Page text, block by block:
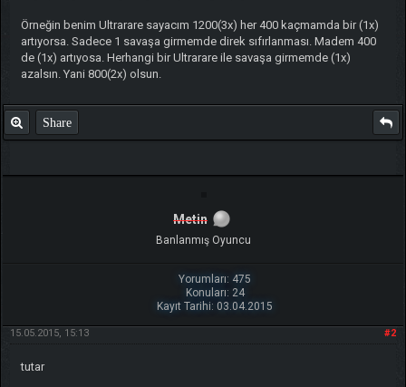
Örneğin benim Ultrarare sayacım 1200(3x) her 400 kaçmamda bir (1x)
artıyorsa. Sadece 1 savaşa girmemde direk sıfırlanması. Madem 400
de (1x) artıyosa. Herhangi bir Ultrarare ile savaşa girmemde (1x)
azalsın. Yani 800(2x) olsun.
Share
Metin
Banlanmış Oyuncu
Yorumları: 475
Konuları: 24
Kayıt Tarihi: 03.04.2015
#2
15.05.2015, 15:13
tutar